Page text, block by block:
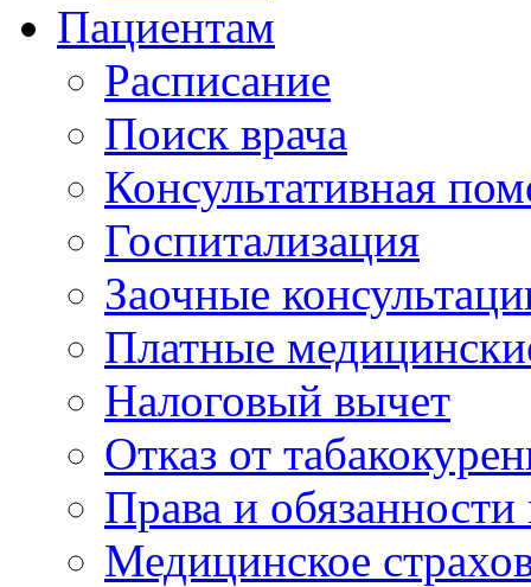
Пациентам
Расписание
Поиск врача
Консультативная
Госпитализация
Заочные
Платные
Налоговый вычет
Отказ от
Права и
Медицинское